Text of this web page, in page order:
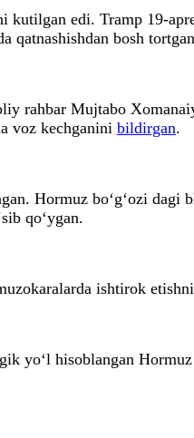
edi. Tramp 19-
qatnashishdan bosh
rahbar Mujtabo
voz kechganini bildirgan.
Hormuz bo‘g‘ozi
qo‘ygan.
ishtirok
hisoblangan